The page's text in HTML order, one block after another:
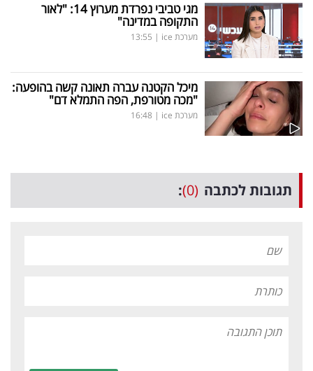
מגי טביבי נפרדת מערוץ 14: "לאור
התקופה במדינה"
מערכת ice |
13:55
מיכל הקטנה עברה תאונה קשה בהופעה:
"מכה מטורפת, הפה התמלא דם"
מערכת ice |
16:48
תגובות לכתבה (0)
: